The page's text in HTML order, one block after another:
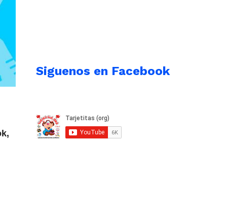
Siguenos en Facebook